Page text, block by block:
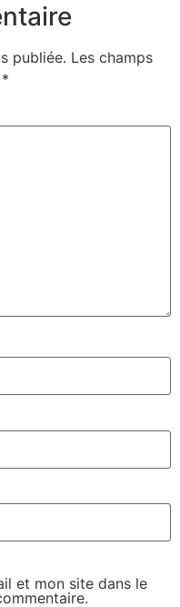
publiée. Les champs
*
et mon site dans le